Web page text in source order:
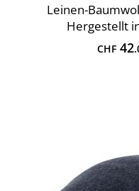
Leinen-
Hergestellt
CHF42